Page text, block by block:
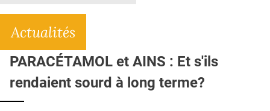
L'APP
QUI SOMMES-NOUS ?
PUBLICITÉ
CONDITIONS GÉNÉRALES
Actualités
PARACÉTAMOL et AINS : Et s'ils
rendaient sourd à long terme?